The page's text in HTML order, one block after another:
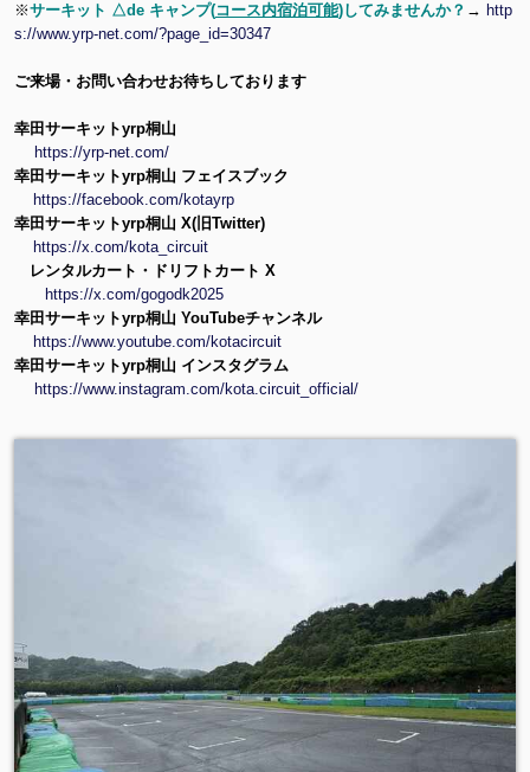
※サーキット △de キャンプ(コース内宿泊可能)してみませんか？ → http
s://www.yrp-net.com/?page_id=30347
ご来場・お問い合わせお待ちしております
幸田サーキットyrp桐山
https://yrp-net.com/
幸田サーキットyrp桐山 フェイスブック
https://facebook.com/kotayrp
幸田サーキットyrp桐山 X(旧Twitter)
https://x.com/kota_circuit
レンタルカート・ドリフトカート X
https://x.com/gogodk2025
幸田サーキットyrp桐山 YouTubeチャンネル
https://www.youtube.com/kotacircuit
幸田サーキットyrp桐山 インスタグラム
https://www.instagram.com/kota.circuit_official/